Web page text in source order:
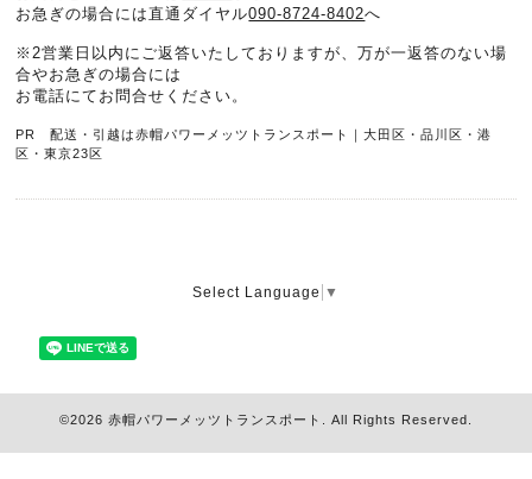
お急ぎの場合には直通ダイヤル090-8724-8402へ
※2営業日以内にご返答いたしておりますが、万が一返答のない場
合やお急ぎの場合には
お電話にてお問合せください。
PR 配送・引越は赤帽パワーメッツトランスポート｜大田区・品川区・港
区・東京23区
Select Language ▼
©2026 赤帽パワーメッツトランスポート . All Rights Reserved.